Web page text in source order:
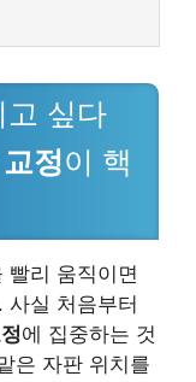
고 싶다
정이 핵
빨리 움직이면
사실 처음부터
에 집중하는 것
은 자판 위치를